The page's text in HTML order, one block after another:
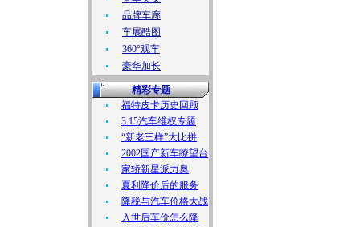
品牌车廊
车展酷图
360°观车
豪华加长
精彩专题
福特皮卡历史回顾
3.15汽车维权专题
“新老三样”大比拼
2002国产新车瞭望台
家轿新星派力奥
夏利降价后的服务
降税与汽车价格大战
入世后车价怎么降